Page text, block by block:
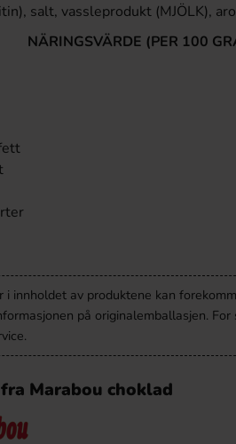
salt, vassleprodukt (MJÖLK),
NÄRINGSVÄRDE (PER 100
i innholdet av produktene kan
på originalemballasjen.
Marabou choklad